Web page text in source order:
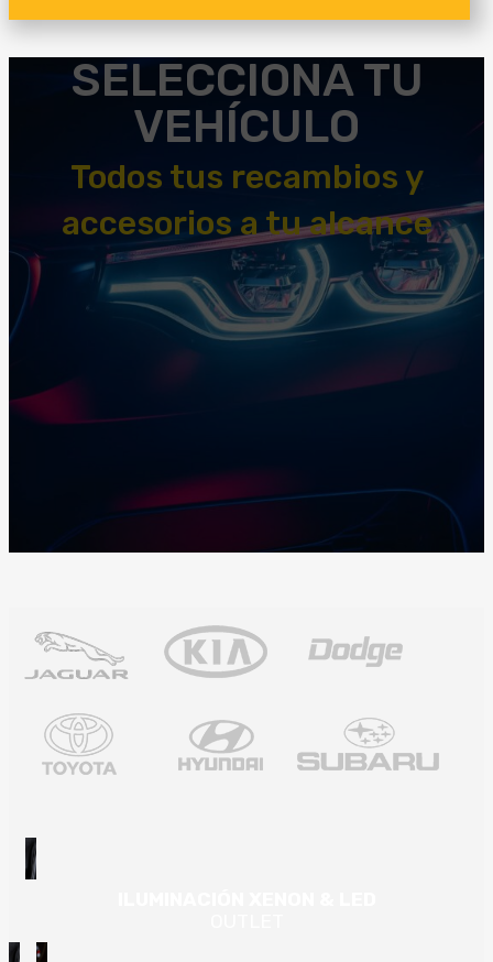
SELECCIONA TU
VEHÍCULO
Todos tus recambios y
accesorios a tu alcance